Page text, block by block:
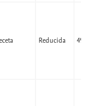
Reducida 49,97